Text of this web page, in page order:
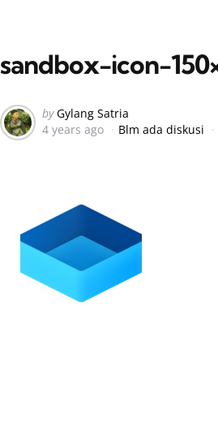
sandbox-icon-
Posted
by
by Gylang Satria
4 years ago
Blm ada diskusi